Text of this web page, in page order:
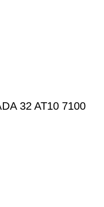
32 AT10 7100